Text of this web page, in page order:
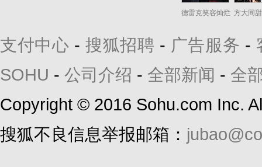
德雷克笑容灿烂 方大同
支付中心 - 搜狐招聘 - 广告服务 -
SOHU - 公司介绍 - 全部新闻 - 全
Copyright © 2016 Sohu.com Inc.
搜狐不良信息举报邮箱：